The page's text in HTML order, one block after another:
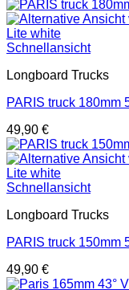
Schnellansicht
Longboard Trucks
PARIS truck 180mm
49,90 €
Schnellansicht
Longboard Trucks
PARIS truck 150mm
49,90 €